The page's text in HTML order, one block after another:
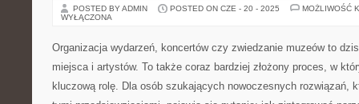
POSTED BY ADMIN POSTED ON CZE - 20 - 2025
MOŻLIWOŚĆ
WYŁĄCZONA
Organizacja wydarzeń, koncertów czy zwiedzanie muzeów to
miejsca i artystów. To także coraz bardziej złożony proces, w
kluczową rolę. Dla osób szukających nowoczesnych rozwiązań,